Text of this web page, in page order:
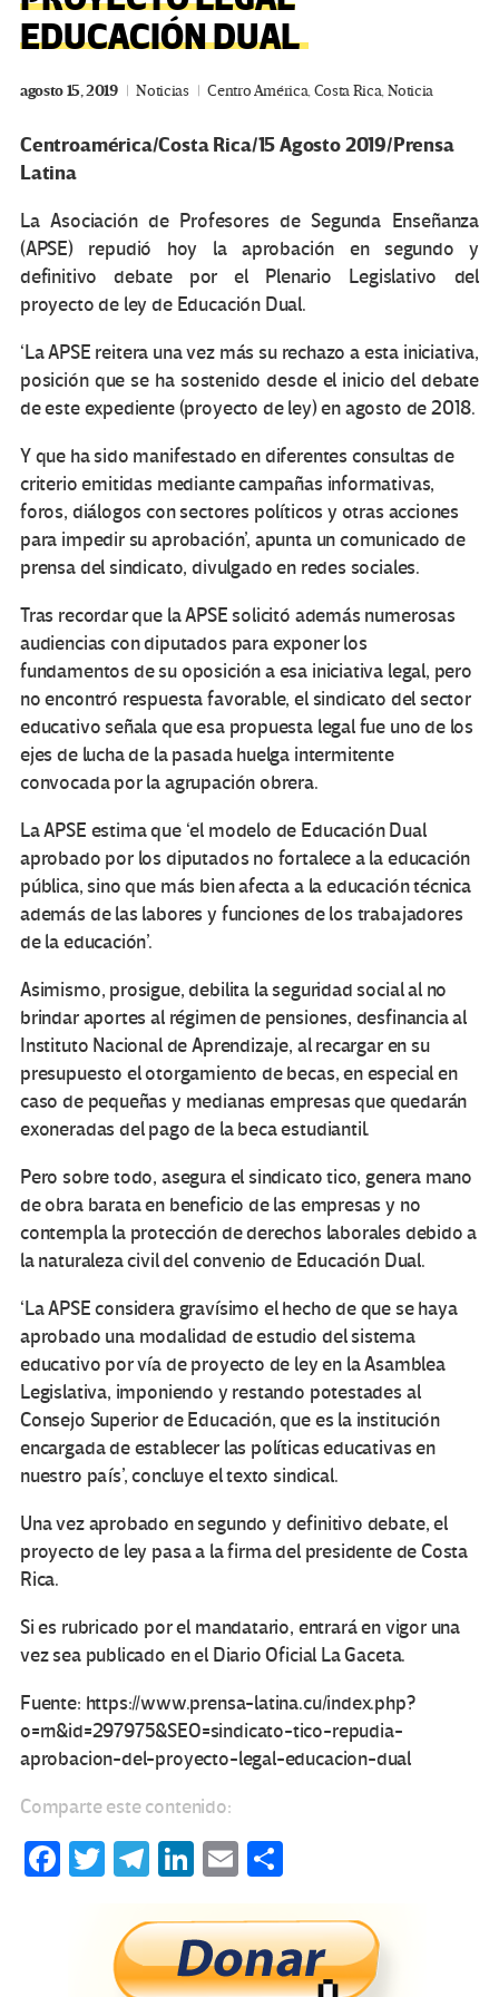
EDUCACIÓN DUAL
agosto 15, 2019 Noticias Centro América,Costa Rica,Noticia
Centroamérica/Costa Rica/15 Agosto 2019/Prensa
Latina
La Asociación de Profesores de Segunda Enseñanza
(APSE) repudió hoy la aprobación en segundo y
definitivo debate por el Plenario Legislativo del
proyecto de ley de Educación Dual.
‘La APSE reitera una vez más su rechazo a esta iniciativa,
posición que se ha sostenido desde el inicio del debate
de este expediente (proyecto de ley) en agosto de 2018.
Y que ha sido manifestado en diferentes consultas de
criterio emitidas mediante campañas informativas,
foros, diálogos con sectores políticos y otras acciones
para impedir su aprobación’, apunta un comunicado de
prensa del sindicato, divulgado en redes sociales.
Tras recordar que la APSE solicitó además numerosas
audiencias con diputados para exponer los
fundamentos de su oposición a esa iniciativa legal, pero
no encontró respuesta favorable, el sindicato del sector
educativo señala que esa propuesta legal fue uno de los
ejes de lucha de la pasada huelga intermitente
convocada por la agrupación obrera.
La APSE estima que ‘el modelo de Educación Dual
aprobado por los diputados no fortalece a la educación
pública, sino que más bien afecta a la educación técnica
además de las labores y funciones de los trabajadores
de la educación’.
Asimismo, prosigue, debilita la seguridad social al no
brindar aportes al régimen de pensiones, desfinancia al
Instituto Nacional de Aprendizaje, al recargar en su
presupuesto el otorgamiento de becas, en especial en
caso de pequeñas y medianas empresas que quedarán
exoneradas del pago de la beca estudiantil.
Pero sobre todo, asegura el sindicato tico, genera mano
de obra barata en beneficio de las empresas y no
contempla la protección de derechos laborales debido a
la naturaleza civil del convenio de Educación Dual.
‘La APSE considera gravísimo el hecho de que se haya
aprobado una modalidad de estudio del sistema
educativo por vía de proyecto de ley en la Asamblea
Legislativa, imponiendo y restando potestades al
Consejo Superior de Educación, que es la institución
encargada de establecer las políticas educativas en
nuestro país’, concluye el texto sindical.
Una vez aprobado en segundo y definitivo debate, el
proyecto de ley pasa a la firma del presidente de Costa
Rica.
Si es rubricado por el mandatario, entrará en vigor una
vez sea publicado en el Diario Oficial La Gaceta.
Fuente: https://www.prensa-latina.cu/index.php?
o=rn&id=297975&SEO=sindicato-tico-repudia-
aprobacion-del-proyecto-legal-educacion-dual
Comparte este contenido:
Fa T
tt
er
Te
gr
a
Li
ke
dI
E
ail m
p